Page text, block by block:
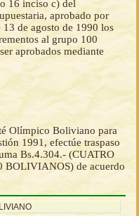
16 inciso c) del
aprobado por
13 de agosto de 1990 los
al grupo 100
aprobados mediante
Olímpico Boliviano para
1991, efectúe traspaso
Bs.4.304.- (CUATRO
BOLIVIANOS) de acuerdo